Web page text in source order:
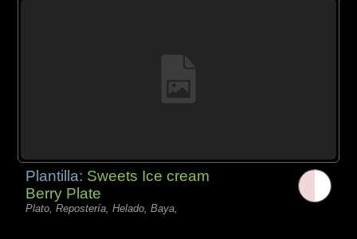
Plantilla: Sweets Ice cream
Berry Plate
Plato, Repostería, Helado, Baya,